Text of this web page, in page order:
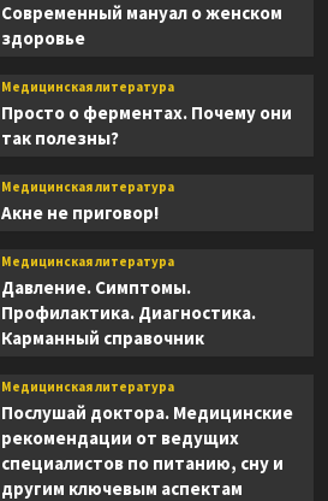
Современный мануал о женском
здоровье
Медицинская литература
Просто о ферментах. Почему они
так полезны?
Медицинская литература
Акне не приговор!
Медицинская литература
Давление. Симптомы.
Профилактика. Диагностика.
Карманный справочник
Медицинская литература
Послушай доктора. Медицинские
рекомендации от ведущих
специалистов по питанию, сну и
другим ключевым аспектам